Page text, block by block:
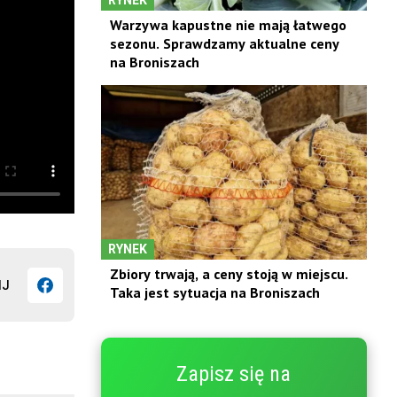
Warzywa kapustne nie mają łatwego
sezonu. Sprawdzamy aktualne ceny
na Broniszach
RYNEK
Zbiory trwają, a ceny stoją w miejscu.
Taka jest sytuacja na Broniszach
Zapisz się na